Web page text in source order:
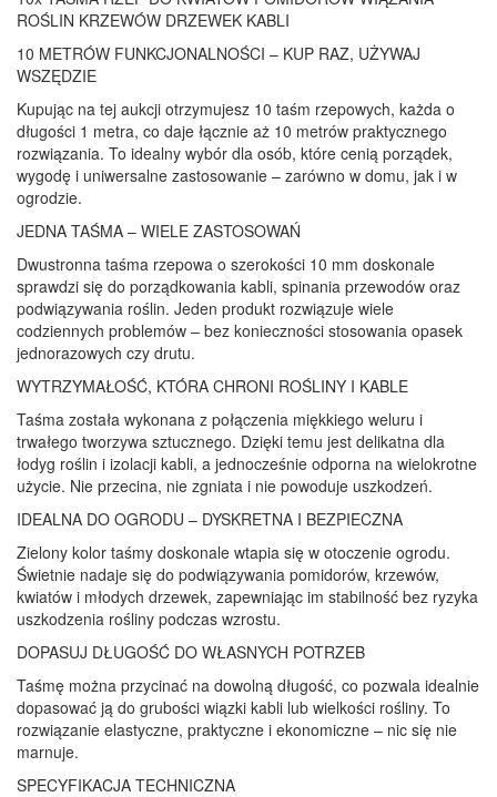
ROŚLIN KRZEWÓW DRZEWEK KABLI
10 METRÓW FUNKCJONALNOŚCI – KUP RAZ, UŻYWAJ
WSZĘDZIE
Kupując na tej aukcji otrzymujesz 10 taśm rzepowych, każda o
długości 1 metra, co daje łącznie aż 10 metrów praktycznego
rozwiązania. To idealny wybór dla osób, które cenią porządek,
wygodę i uniwersalne zastosowanie – zarówno w domu, jak i w
ogrodzie.
JEDNA TAŚMA – WIELE ZASTOSOWAŃ
Dwustronna taśma rzepowa o szerokości 10 mm doskonale
sprawdzi się do porządkowania kabli, spinania przewodów oraz
podwiązywania roślin. Jeden produkt rozwiązuje wiele
codziennych problemów – bez konieczności stosowania opasek
jednorazowych czy drutu.
WYTRZYMAŁOŚĆ, KTÓRA CHRONI ROŚLINY I KABLE
Taśma została wykonana z połączenia miękkiego weluru i
trwałego tworzywa sztucznego. Dzięki temu jest delikatna dla
łodyg roślin i izolacji kabli, a jednocześnie odporna na wielokrotne
użycie. Nie przecina, nie zgniata i nie powoduje uszkodzeń.
IDEALNA DO OGRODU – DYSKRETNA I BEZPIECZNA
Zielony kolor taśmy doskonale wtapia się w otoczenie ogrodu.
Świetnie nadaje się do podwiązywania pomidorów, krzewów,
kwiatów i młodych drzewek, zapewniając im stabilność bez ryzyka
uszkodzenia rośliny podczas wzrostu.
DOPASUJ DŁUGOŚĆ DO WŁASNYCH POTRZEB
Taśmę można przycinać na dowolną długość, co pozwala idealnie
dopasować ją do grubości wiązki kabli lub wielkości rośliny. To
rozwiązanie elastyczne, praktyczne i ekonomiczne – nic się nie
marnuje.
SPECYFIKACJA TECHNICZNA